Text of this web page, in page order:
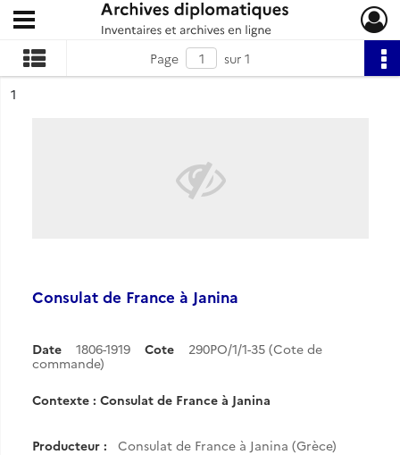
Archives diplomatiques
Ouvrir le menu déroulant
Page
sur 1
n°
1
Consulat de France à Janina
Date 1806-1919 Cote
290PO/1/1-35 (Cote de
commande)
Contexte : Consulat de France à Janina
Producteur : Consulat de France à Janina (Grèce)